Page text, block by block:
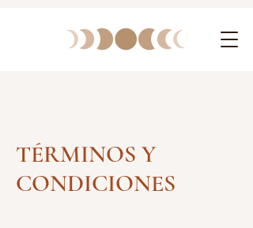
TÉRMINOS Y
CONDICIONES